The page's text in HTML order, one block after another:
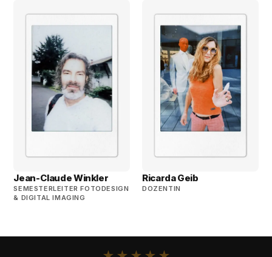
Jean-Claude Winkler
SEMESTERLEITER FOTODESIGN
& DIGITAL IMAGING
Ricarda Geib
DOZENTIN